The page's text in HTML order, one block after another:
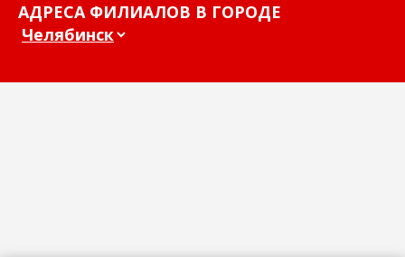
АДРЕСА ФИЛИАЛОВ В ГОРОДЕ